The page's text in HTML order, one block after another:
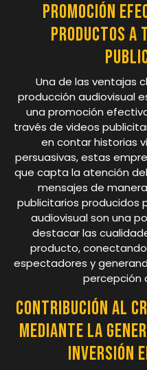
Promoción
productos a
Una de las ventajas
producción audiovisual
una promoción
través de videos
en contar historias
persuasivas, estas
que capta la atención
mensajes de
publicitarios producidos
audiovisual son una
destacar las
producto,
espectadores y
percepción
Contribución al
mediante la
inversión